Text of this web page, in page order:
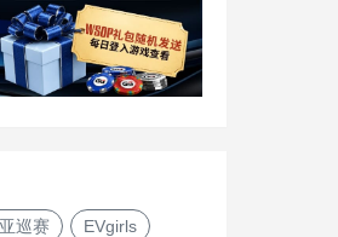
巡赛 EVgirls